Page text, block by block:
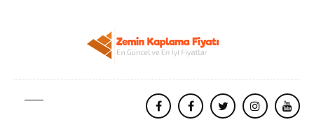
facebookFacebooktwitterinstagram